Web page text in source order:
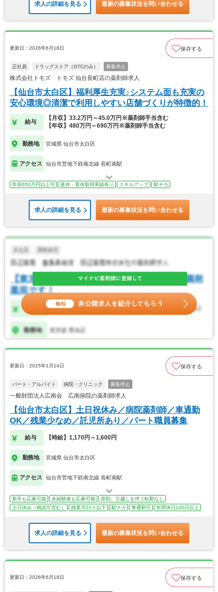
求人の詳細を見る 最新の募集状況を問い合わせる
更新日：2026年6月18日 保存する
正社員 ドラッグストア（OTCのみ） 募集停止
株式会社トモズ トモズ 仙台長町店の薬剤師求人
【仙台市太白区】福利厚生充実♪システム面も充実の
安心環境◎清潔で利用しやすい店舗づくりが特徴的！
給与
【月収】33.2万円～45.0万円※薬剤師手当含む
【年収】480万円～690万円※薬剤師手当含む
勤務地 宮城県 仙台市太白区
アクセス 仙台市営地下鉄南北線 長町南駅
年収650万円以上可 産休・育休取得実績有り スキルアップ 駅チカ
求人の詳細を見る 最新の募集状況を問い合わせる
更新日：2025年1月14日 保存する
パート・アルバイト 病院・クリニック 募集停止
一般財団法人広南会 広南病院の薬剤師求人
【仙台市太白区】土日祝休み／病院薬剤師／車通勤
OK／残業少なめ／託児所あり／パート職員募集
給与 【時給】1,170円～1,600円
勤務地 宮城県 仙台市太白区
アクセス 仙台市営地下鉄南北線 長町南駅
新卒も応募可能 未経験者も応募可能
原則、引越しを伴う転勤なし
土日休み（相談可含む）
残業月10ｈ以下 駅チカ 車通勤可 年間休日120日以上
求人の詳細を見る 最新の募集状況を問い合わせる
更新日：2026年6月18日 保存する